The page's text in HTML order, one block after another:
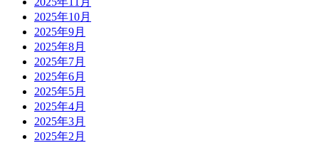
2025年10月
2025年9月
2025年8月
2025年7月
2025年6月
2025年5月
2025年4月
2025年3月
2025年2月